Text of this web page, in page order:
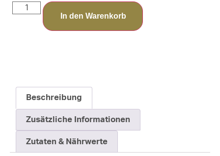
In den Warenkorb
Beschreibung
Zusätzliche Informationen
Zutaten & Nährwerte